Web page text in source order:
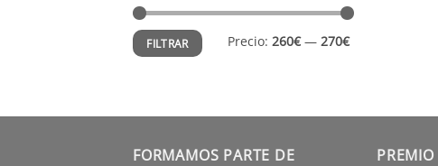
Precio
mínimo
Precio
máximo
FILTRAR Precio: 260€— 270€
FORMAMOS PARTE DE